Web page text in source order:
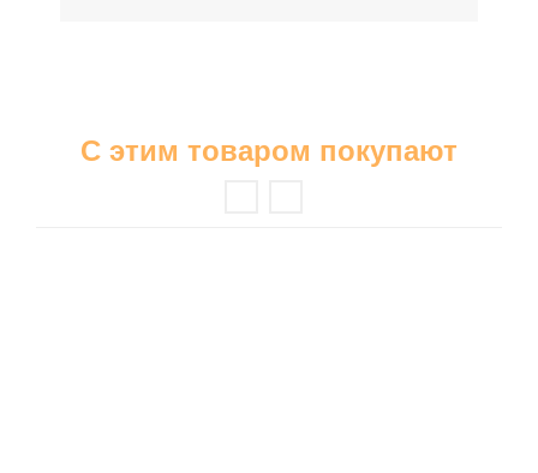
С этим товаром покупают